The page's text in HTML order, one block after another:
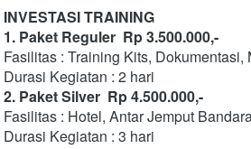
INVESTASI TRAINING
1. Paket Reguler  Rp 3.500.000,-
Fasilitas : Training Kits,
Durasi Kegiatan : 2 hari
2. Paket Silver  Rp 4.500.000,-
Durasi Kegiatan : 3 hari